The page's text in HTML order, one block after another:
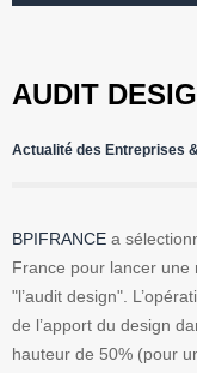
AUDIT
Actualité des Entreprises
BPIFRANCE a
France pour lancer une
"l’audit design".
de l’apport du design
hauteur de 50% (pour